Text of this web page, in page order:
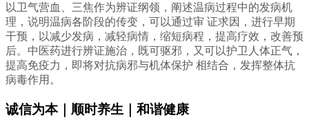
以卫气营血、三焦作为辨证纲领，阐述温病过程中的发病机
理，说明温病各阶段的传变，可以通过审 证求因，进行早期
干预，以减少发病，减轻病情，缩短病程，提高疗效，改善预
后。中医药进行辨证施治，既可驱邪，又可以护卫人体正气，
提高免疫力，即将对抗病邪与机体保护 相结合，发挥整体抗
病毒作用。
诚信为本｜顺时养生｜和谐健康